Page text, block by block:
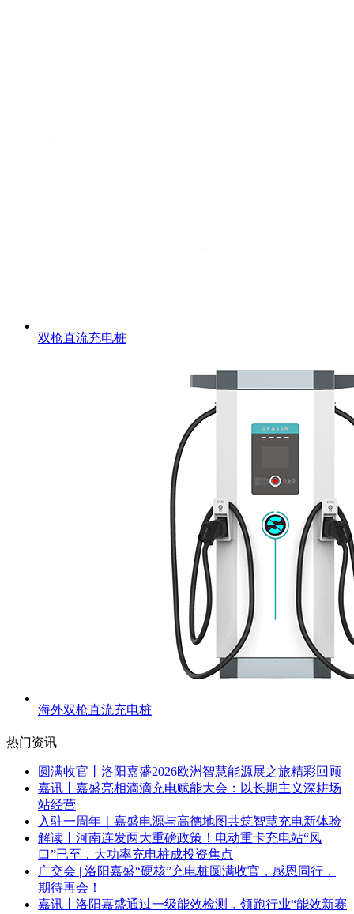
双枪直流充电桩
海外双枪直流充电桩
热门资讯
圆满收官丨洛阳嘉盛2026欧洲智慧能源展之旅精彩回顾
嘉讯丨嘉盛亮相滴滴充电赋能大会：以长期主义深耕场
站经营
入驻一周年｜嘉盛电源与高德地图共筑智慧充电新体验
解读丨河南连发两大重磅政策！电动重卡充电站“风
口”已至，大功率充电桩成投资焦点
广交会 | 洛阳嘉盛“硬核”充电桩圆满收官，感恩同行，
期待再会！
嘉讯丨洛阳嘉盛通过一级能效检测，领跑行业“能效新赛